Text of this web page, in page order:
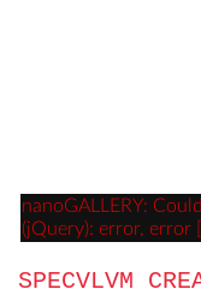
nanoGALLERY:
(jQuery): error, error
SPECVLVM